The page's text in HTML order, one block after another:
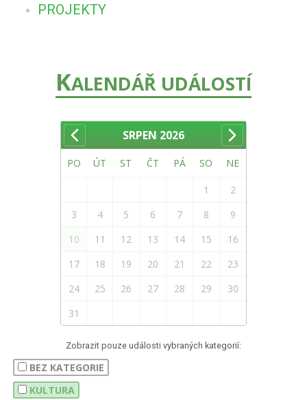
PROJEKTY
KALENDÁŘ UDÁLOSTÍ
SRPEN 2026
PO ÚT ST ČT PÁ SO NE
1
2
3
4 5 6 7 8
9
10
11 12 13 14 15
16
17
18 19 20 21 22
23
24
25 26 27 28 29
30
31
Zobrazit pouze události vybraných kategorií:
BEZ KATEGORIE
KULTURA